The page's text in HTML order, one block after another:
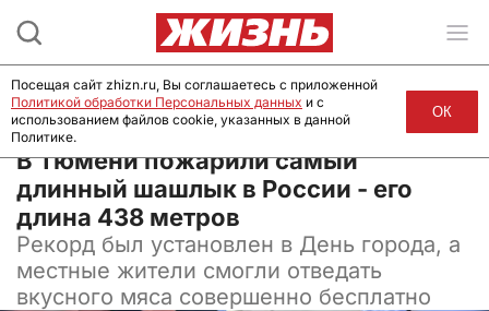
21 июля 2024, 10:00
В Тюмени пожарили самый
длинный шашлык в России - его
длина 438 метров
Рекорд был установлен в День города, а
местные жители смогли отведать
вкусного мяса совершенно бесплатно
Посещая сайт zhizn.ru, Вы соглашаетесь с приложенной
Политикой обработки Персональных данных и с
использованием файлов cookie, указанных в данной
Политике.
ОК